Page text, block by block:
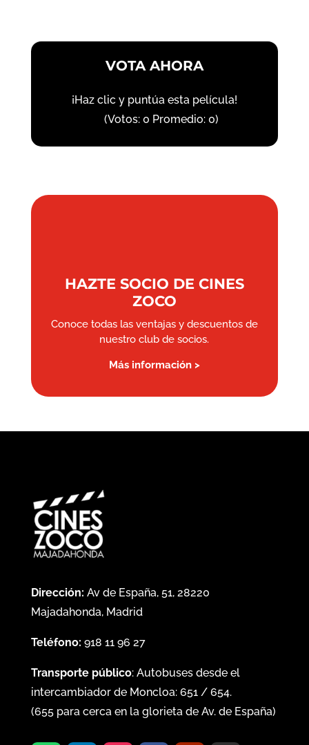
VOTA AHORA
¡Haz clic y puntúa esta película!
(Votos: 0 Promedio: 0)
HAZTE SOCIO DE CINES
ZOCO
Conoce todas las ventajas y descuentos de
nuestro club de socios.
Más información >
Dirección: Av de España, 51, 28220
Majadahonda, Madrid
Teléfono: 918 11 96 27
Transporte público: Autobuses desde el
intercambiador de Moncloa: 651/ 654.
(655para cerca en la glorieta de Av. de España)